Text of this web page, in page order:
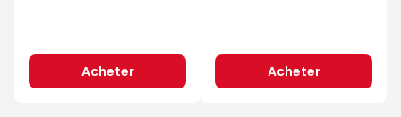
Acheter Acheter